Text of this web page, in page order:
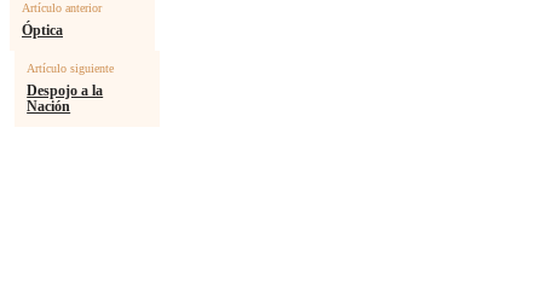
Artículo anterior
Óptica
Artículo siguiente
Despojo a la
Nación